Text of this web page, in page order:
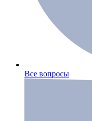
Все вопросы